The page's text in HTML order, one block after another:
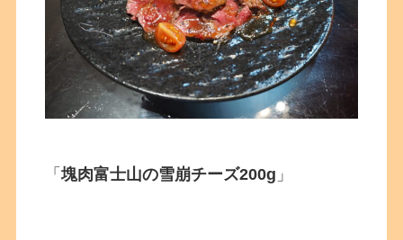
「塊肉富士山の雪崩チーズ200g 」